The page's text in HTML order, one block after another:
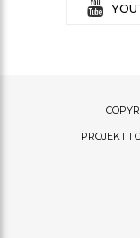
PROJEKT I